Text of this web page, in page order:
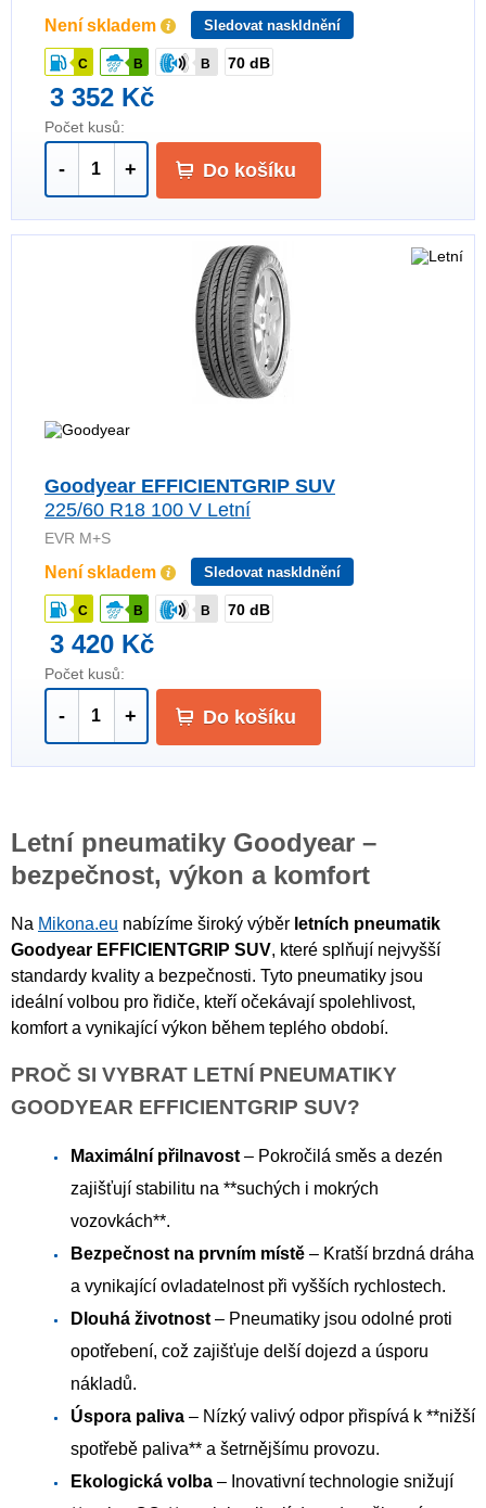
Není skladem Sledovat naskldnění
C B B 70 dB
3 352 Kč
Počet kusů:
- + Do košíku
Goodyear EFFICIENTGRIP SUV
225/60 R18 100 V Letní
EVR M+S
Není skladem Sledovat naskldnění
C B B 70 dB
3 420 Kč
Počet kusů:
- + Do košíku
Letní pneumatiky Goodyear –
bezpečnost, výkon a komfort
Na Mikona.eu nabízíme široký výběr letních pneumatik
Goodyear EFFICIENTGRIP SUV, které splňují nejvyšší
standardy kvality a bezpečnosti. Tyto pneumatiky jsou
ideální volbou pro řidiče, kteří očekávají spolehlivost,
komfort a vynikající výkon během teplého období.
PROČ SI VYBRAT LETNÍ PNEUMATIKY
GOODYEAR EFFICIENTGRIP SUV?
Maximální přilnavost – Pokročilá směs a dezén
zajišťují stabilitu na **suchých i mokrých
vozovkách**.
Bezpečnost na prvním místě – Kratší brzdná dráha
a vynikající ovladatelnost při vyšších rychlostech.
Dlouhá životnost – Pneumatiky jsou odolné proti
opotřebení, což zajišťuje delší dojezd a úsporu
nákladů.
Úspora paliva – Nízký valivý odpor přispívá k **nižší
spotřebě paliva** a šetrnějšímu provozu.
Ekologická volba – Inovativní technologie snižují